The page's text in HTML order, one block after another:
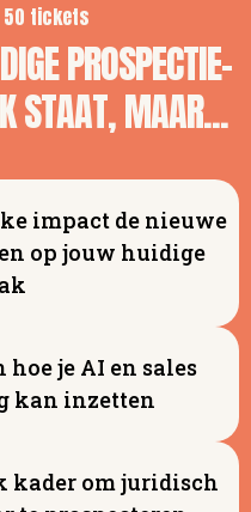
50 tickets
PROSPECTIE-
STAAT, MAAR...
impact de nieuwe
op jouw huidige
je AI en sales
kan inzetten
kader om juridisch